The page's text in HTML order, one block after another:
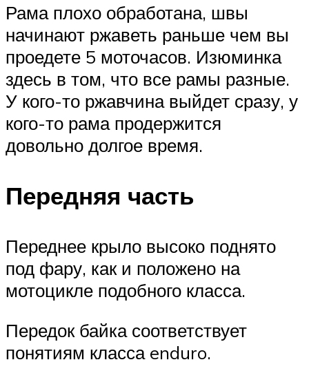
Рама плохо обработана, швы
начинают ржаветь раньше чем вы
проедете 5 моточасов. Изюминка
здесь в том, что все рамы разные.
У кого-то ржавчина выйдет сразу, у
кого-то рама продержится
довольно долгое время.
Передняя часть
Переднее крыло высоко поднято
под фару, как и положено на
мотоцикле подобного класса.
Передок байка соответствует
понятиям класса enduro.